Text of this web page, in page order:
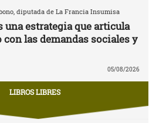
diputada de La Francia Insumisa
una estrategia que articula
las demandas sociales y
05/08/2026
LIBROS LIBRES